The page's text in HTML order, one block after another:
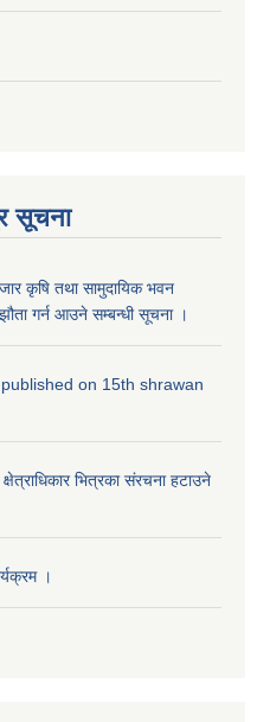
सूचना
कृषि तथा सामुदायिक भवन
गर्न आउने सम्बन्धी सूचना ।
on 15th shrawan
भित्रका संरचना हटाउने
।